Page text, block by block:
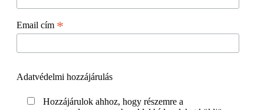
Email cím *
Adatvédelmi hozzájárulás